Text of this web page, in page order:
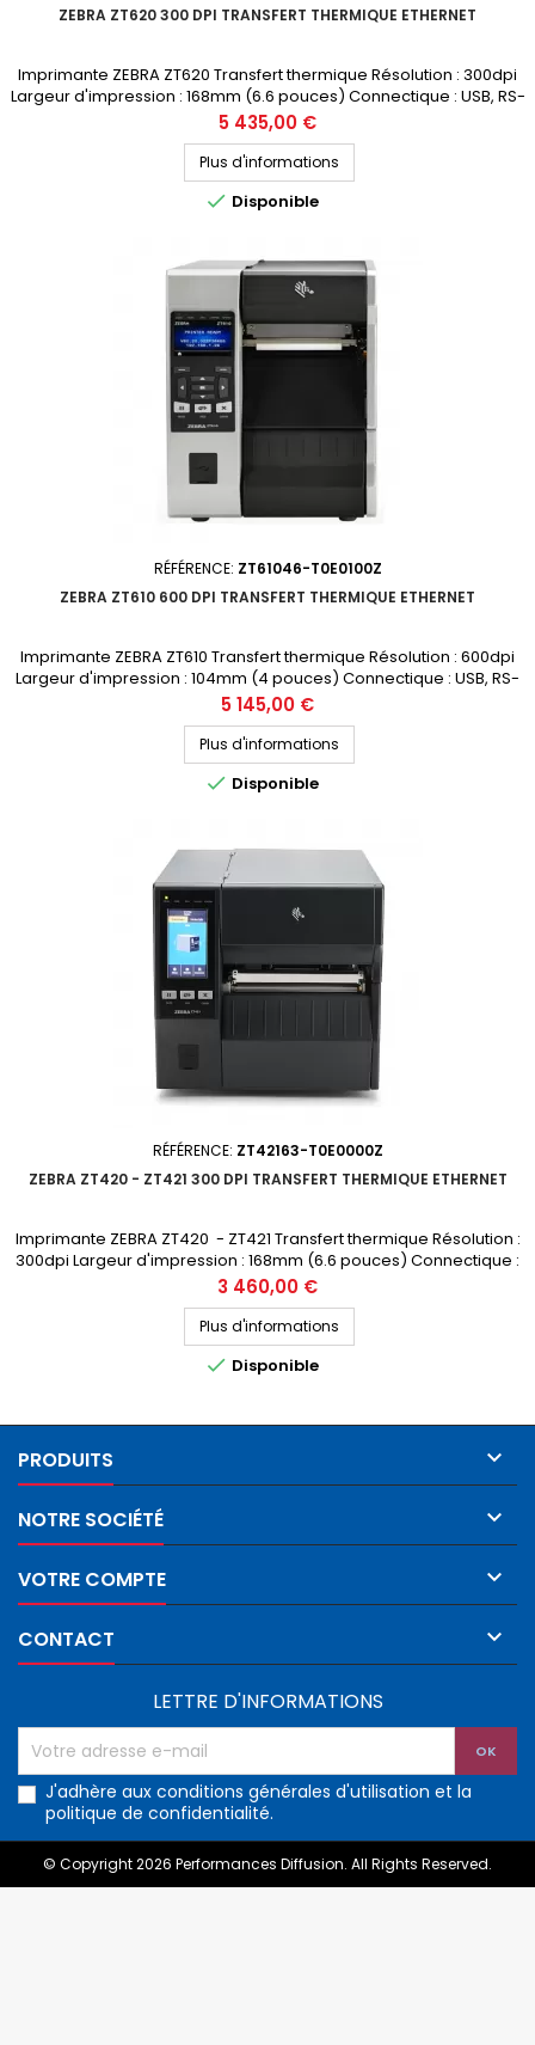
ZEBRA ZT620 300 DPI TRANSFERT THERMIQUE ETHERNET
Imprimante ZEBRA ZT620 Transfert thermique Résolution : 300dpi
Largeur d'impression : 168mm (6.6 pouces) Connectique : USB, RS-
232, Bluetooth, Ethernet Prix public (avant remise) : 5435€ HT
Demandez votre devis personnalisé
Prix
5 435,00 €
Plus d'informations
 Disponible
RÉFÉRENCE: ZT61046-T0E0100Z
ZEBRA ZT610 600 DPI TRANSFERT THERMIQUE ETHERNET
Imprimante ZEBRA ZT610 Transfert thermique Résolution : 600dpi
Largeur d'impression : 104mm (4 pouces) Connectique : USB, RS-
232, Bluetooth, Ethernet Prix public (avant remise) : 5145€ HT
Demandez votre devis personnalisé
Prix
5 145,00 €
Plus d'informations
 Disponible
RÉFÉRENCE: ZT42163-T0E0000Z
ZEBRA ZT420 - ZT421 300 DPI TRANSFERT THERMIQUE ETHERNET
Imprimante ZEBRA ZT420 - ZT421 Transfert thermique Résolution :
300dpi Largeur d'impression : 168mm (6.6 pouces) Connectique :
USB, RS-232, Ethernet, Bluetooth Prix public (avant remise) : 3460€ HT
Demandez votre devis personnalisé La ZT420 est remplacée par la
nouvelle génération ZT421
Prix
3 460,00 €
Plus d'informations
 Disponible
PRODUITS 
NOTRE SOCIÉTÉ 
VOTRE COMPTE 
CONTACT 
LETTRE D'INFORMATIONS
J'adhère aux conditions générales d'utilisation et la
politique de confidentialité.
© Copyright 2026 Performances Diffusion. All Rights Reserved.